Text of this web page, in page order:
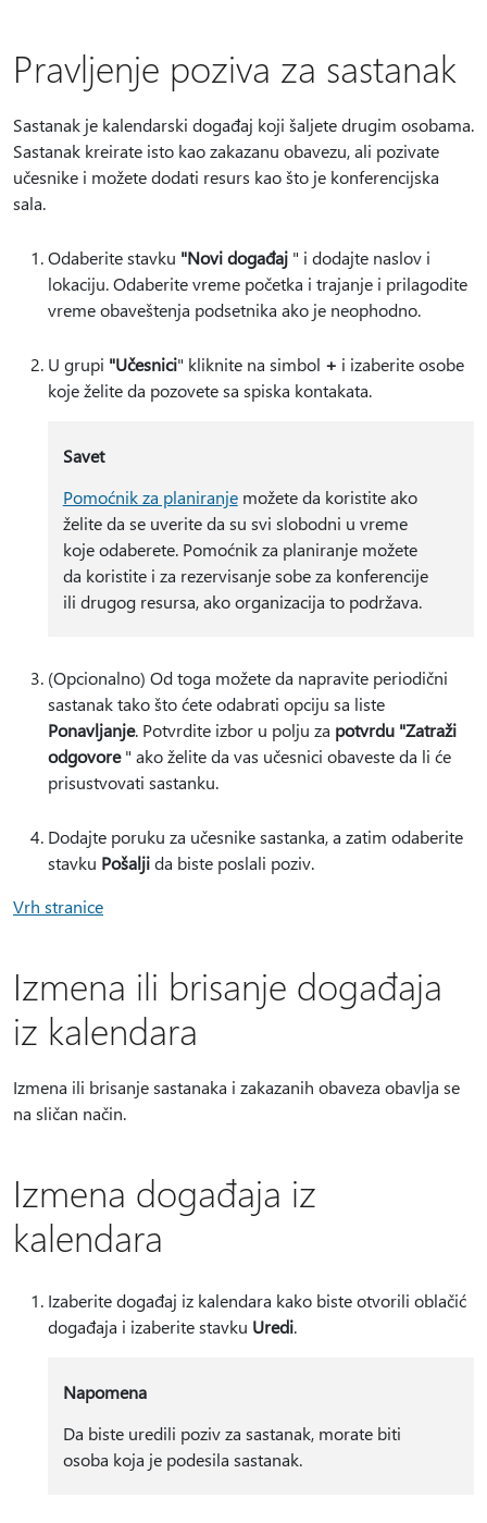
Pravljenje poziva za sastanak
Sastanak je kalendarski događaj koji šaljete drugim osobama.
Sastanak kreirate isto kao zakazanu obavezu, ali pozivate
učesnike i možete dodati resurs kao što je konferencijska
sala.
Odaberite stavku "Novi događaj " i dodajte naslov i
lokaciju. Odaberite vreme početka i trajanje i prilagodite
vreme obaveštenja podsetnika ako je neophodno.
U grupi "Učesnici" kliknite na simbol + i izaberite osobe
koje želite da pozovete sa spiska kontakata.
Savet
Pomoćnik za planiranjemožete da koristite ako
želite da se uverite da su svi slobodni u vreme
koje odaberete. Pomoćnik za planiranje možete
da koristite i za rezervisanje sobe za konferencije
ili drugog resursa, ako organizacija to podržava.
(Opcionalno) Od toga možete da napravite periodični
sastanak tako što ćete odabrati opciju sa liste
Ponavljanje. Potvrdite izbor u polju za potvrdu "Zatraži
odgovore" ako želite da vas učesnici obaveste da li će
prisustvovati sastanku.
Dodajte poruku za učesnike sastanka, a zatim odaberite
stavku Pošaljida biste poslali poziv.
Vrh stranice
Izmena ili brisanje događaja
iz kalendara
Izmena ili brisanje sastanaka i zakazanih obaveza obavlja se
na sličan način.
Izmena događaja iz
kalendara
Izaberite događaj iz kalendara kako biste otvorili oblačić
događaja i izaberite stavku Uredi.
Napomena
Da biste uredili poziv za sastanak, morate biti
osoba koja je podesila sastanak.